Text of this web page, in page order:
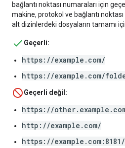
bağlantı noktası numaraları için
makine, protokol ve bağlantı
alt dizinlerdeki dosyaların tamamı
Geçerli:
https://example.com/
https://example.com/
Geçerli değil:
https://
http://example.com/
https://example.com:8181/